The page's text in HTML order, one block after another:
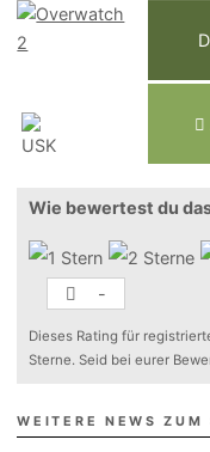
Wie bewertest du
-
Dieses Rating für
Sterne. Seid bei eurer
WEITERE NEWS ZUM